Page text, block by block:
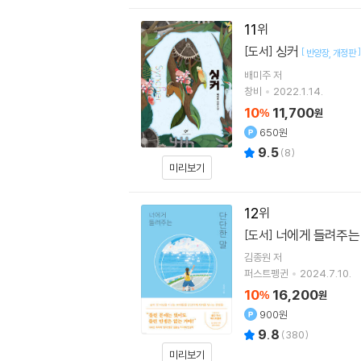
11
미리보기
[도서] 싱커 [ 반양장 개정판]
배미주저
창비
2022.1.14.
10% 11,700원
650원
9.5(8)
12
미리보기
[도서] 너에게 들려주
김종원 저
퍼스트펭귄
2024.7.10.
10% 16,200원
900원
9.8 (380)